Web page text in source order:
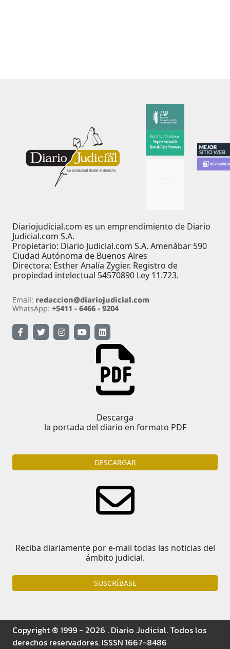
Diariojudicial.com es un emprendimiento de Diario
Judicial.com S.A.
Propietario: Diario Judicial.com S.A. Amenábar 590
Ciudad Autónoma de Buenos Aires
Directora: Esther Analía Zygier. Registro de
propiedad intelectual 54570890 Ley 11.723.
Descarga
la portada del diario en formato PDF
DESCARGAR
Reciba diariamente por e-mail todas las noticias del
ámbito judicial.
SUSCRÍBASE
Copyright ® 1999 - 2026 . Diario Judicial. Todos los
derechos reservadores. ISSSN 1667-8486